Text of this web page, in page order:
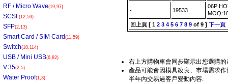
RF / Micro Wave(19,97)
SCSI (12,59)
SFP(2,13)
Smart Card / SIM Card (11,59)
Switch(10,114)
USB / Mini USB(6,82)
V.35(2,5)
Water Proof(1,3)
- 19533
06P
回上頁 [ 1 2 3 4 5 6 7 8 9 of 9 ] 下一頁
右上方購物車會同步顯示出您選購的
產品可能會因模具改良、巿場需求
半年內交易過客戶變動內容.